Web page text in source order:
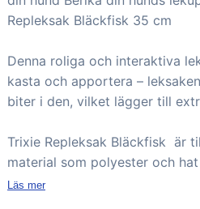
Repleksak Bläckfisk 35 cm
Denna roliga och interaktiva
kasta och apportera –
biter i den, vilket lägger till
Trixie Repleksak Bläckfisk är
material som polyester och
Läs mer